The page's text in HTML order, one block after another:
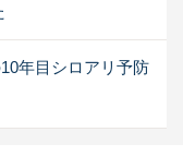
年目シロアリ予防